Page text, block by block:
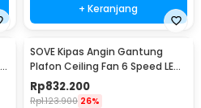
+ Keranjang
SOVE Kipas Angin Gantung
Plafon Ceiling Fan 6 Speed LED
52 Inch - FS2008
Rp832.200
Rp1.123.900 26%